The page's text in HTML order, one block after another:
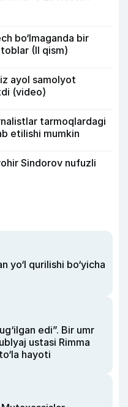
bo‘lmaganda bir
(II qism)
ayol samolyot
(video)
tarmoqlardagi
etilishi mumkin
Sindorov nufuzli
yo‘l qurilishi bo‘yicha
edi”. Bir umr
ustasi Rimma
hayoti